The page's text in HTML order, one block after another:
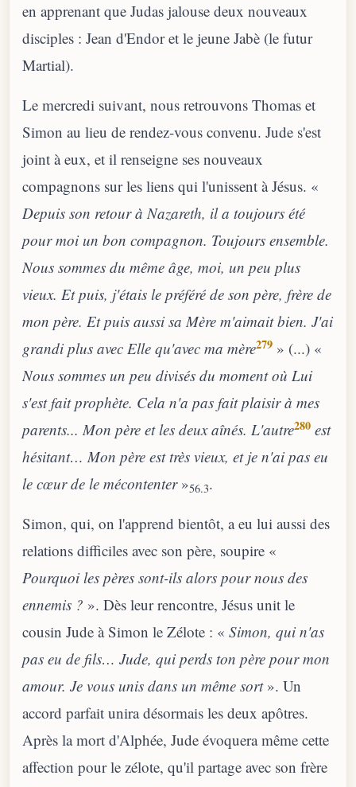
en apprenant que Judas jalouse deux nouveaux
disciples : Jean d'Endor et le jeune Jabè (le futur
Martial).
Le mercredi suivant, nous retrouvons Thomas et
Simon au lieu de rendez-vous convenu. Jude s'est
joint à eux, et il renseigne ses nouveaux
compagnons sur les liens qui l'unissent à Jésus. «
Depuis son retour à Nazareth, il a toujours été
pour moi un bon compagnon. Toujours ensemble.
Nous sommes du même âge, moi, un peu plus
vieux. Et puis, j'étais le préféré de son père, frère de
mon père. Et puis aussi sa Mère m'aimait bien. J'ai
grandi plus avec Elle qu'avec ma mère279 » (...) «
Nous sommes un peu divisés du moment où Lui
s'est fait prophète. Cela n'a pas fait plaisir à mes
parents... Mon père et les deux aînés. L'autre280 est
hésitant… Mon père est très vieux, et je n'ai pas eu
le cœur de le mécontenter»56.3.
Simon, qui, on l'apprend bientôt, a eu lui aussi des
relations difficiles avec son père, soupire «
Pourquoi les pères sont-ils alors pour nous des
ennemis ? ». Dès leur rencontre, Jésus unit le
cousin Jude à Simon le Zélote : « Simon, qui n'as
pas eu de fils… Jude, qui perds ton père pour mon
amour. Je vous unis dans un même sort». Un
accord parfait unira désormais les deux apôtres.
Après la mort d'Alphée, Jude évoquera même cette
affection pour le zélote, qu'il partage avec son frère